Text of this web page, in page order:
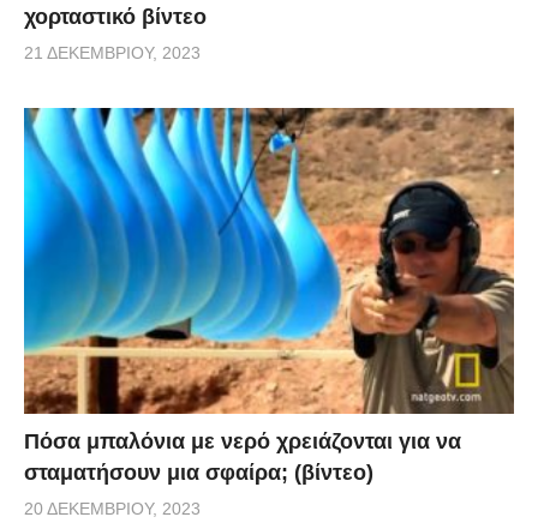
χορταστικό βίντεο
21 ΔΕΚΕΜΒΡΊΟΥ, 2023
Πόσα μπαλόνια με νερό χρειάζονται για να
σταματήσουν μια σφαίρα; (βίντεο)
20 ΔΕΚΕΜΒΡΊΟΥ, 2023